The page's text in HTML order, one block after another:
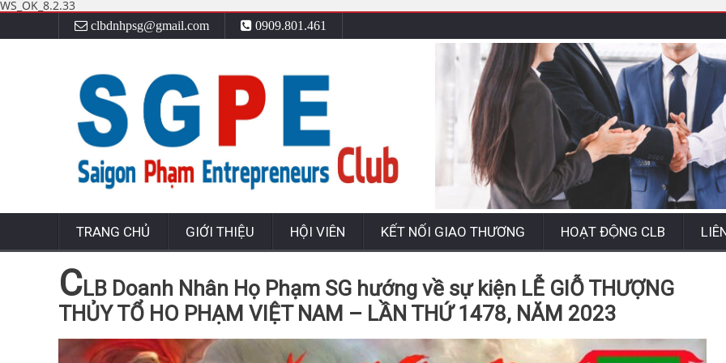
WS_OK_8.2.33
clbdnhpsg@gmail.com 0909.801.461
TRANG CHỦ GIỚI THIỆU HỘI VIÊN KẾT NỐI GIAO THƯƠNG HOẠT ĐỘNG CLB
CLB Doanh Nhân Họ Phạm SG hướng về sự kiện LỄ GIỖ THƯỢNG
THỦY TỔ HO PHẠM VIỆT NAM – LẦN THỨ 1478, NĂM 2023